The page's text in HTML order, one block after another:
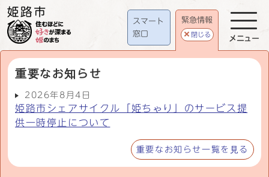
スマート
窓口
緊急情報
閉じる
重要なお知らせ
2026年8月4日
姫路市シェアサイクル「姫ちゃり」のサービス提
供一時停止について
重要なお知らせ一覧を見る
メニュー